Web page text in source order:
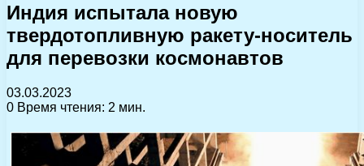
Индия испытала новую
твердотопливную ракету-носитель
для перевозки космонавтов
03.03.2023
0 Время чтения: 2 мин.